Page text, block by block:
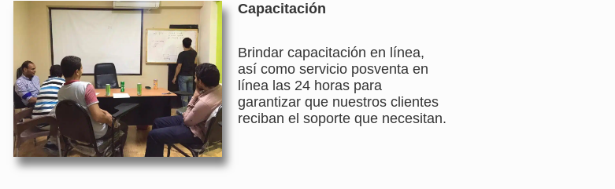
Capacitación
Brindar capacitación en línea,
así como servicio posventa en
línea las 24 horas para
garantizar que nuestros clientes
reciban el soporte que necesitan.